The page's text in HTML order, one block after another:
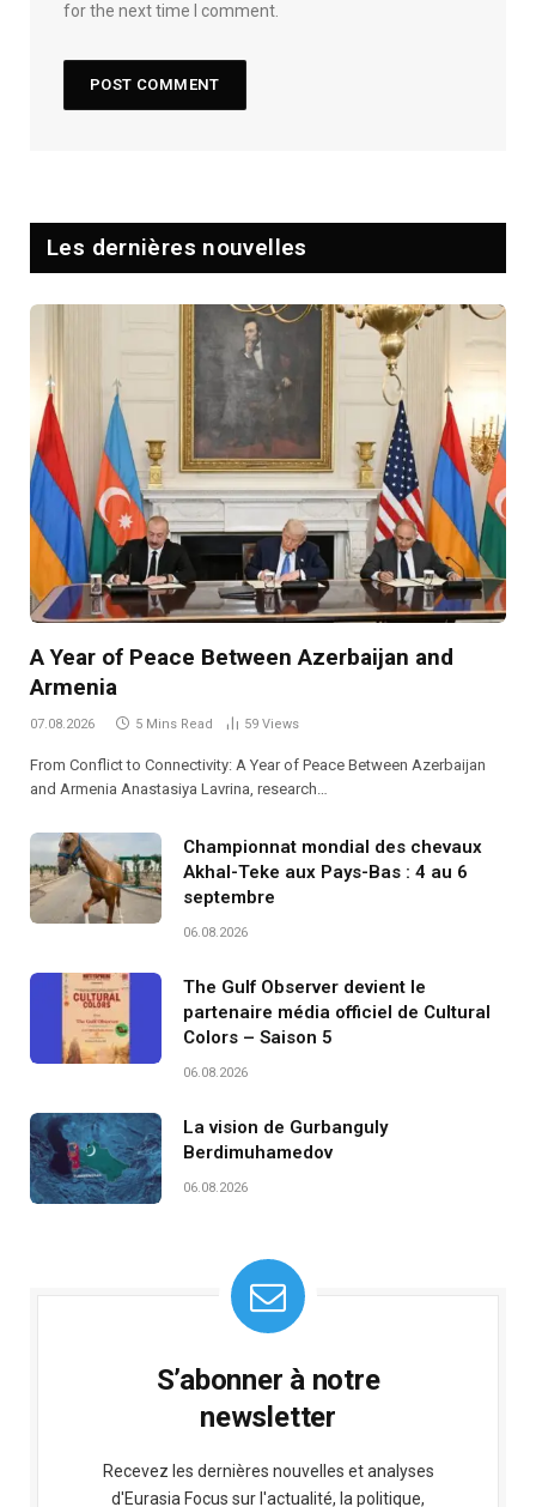
for the next time I comment.
Les dernières nouvelles
A Year of Peace Between Azerbaijan and
Armenia
07.08.2026 5 Mins Read 59 Views
From Conflict to Connectivity: A Year of Peace Between Azerbaijan
and Armenia Anastasiya Lavrina, research…
Championnat mondial des chevaux
Akhal-Teke aux Pays-Bas : 4 au 6
septembre
06.08.2026
The Gulf Observer devient le
partenaire média officiel de Cultural
Colors – Saison 5
06.08.2026
La vision de Gurbanguly
Berdimuhamedov
06.08.2026
S’abonner à notre
newsletter
Recevez les dernières nouvelles et analyses
d'Eurasia Focus sur l'actualité, la politique,